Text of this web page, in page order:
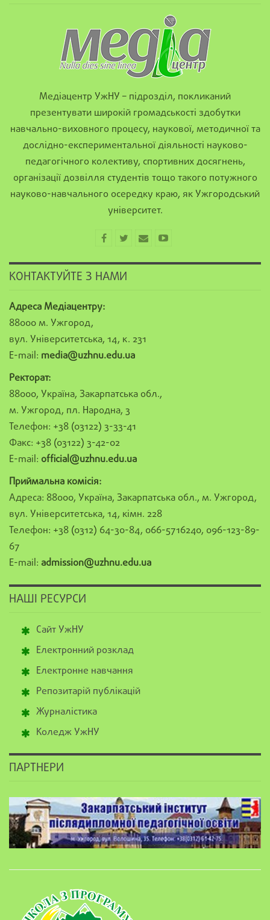
Медіацентр УжНУ – підрозділ, покликаний
презентувати широкій громадськості здобутки
навчально-виховного процесу, наукової, методичної та
дослідно-експериментальної діяльності науково-
педагогічного колективу, спортивних досягнень,
організації дозвілля студентів тощо такого потужного
науково-навчального осередку краю, як Ужгородський
університет.
КОНТАКТУЙТЕ З НАМИ
Адреса Медіацентру:
88000 м. Ужгород,
вул. Університетська, 14, к. 231
E-mail: media@uzhnu.edu.ua
Ректорат:
88000, Україна, Закарпатська обл.,
м. Ужгород, пл. Народна, 3
Телефон: +38 (03122) 3-33-41
Факс: +38 (03122) 3-42-02
E-mail: official@uzhnu.edu.ua
Приймальна комісія:
Адреса: 88000, Україна, Закарпатська обл., м. Ужгород,
вул. Університетська, 14, кімн. 228
Телефон: +38 (0312) 64-30-84, 066-5716240, 096-123-89-
67
E-mail: admission@uzhnu.edu.ua
НАШІ РЕСУРСИ
Сайт УжНУ
Електронний розклад
Електронне навчання
Репозитарій публікацій
Журналістика
Коледж УжНУ
ПАРТНЕРИ